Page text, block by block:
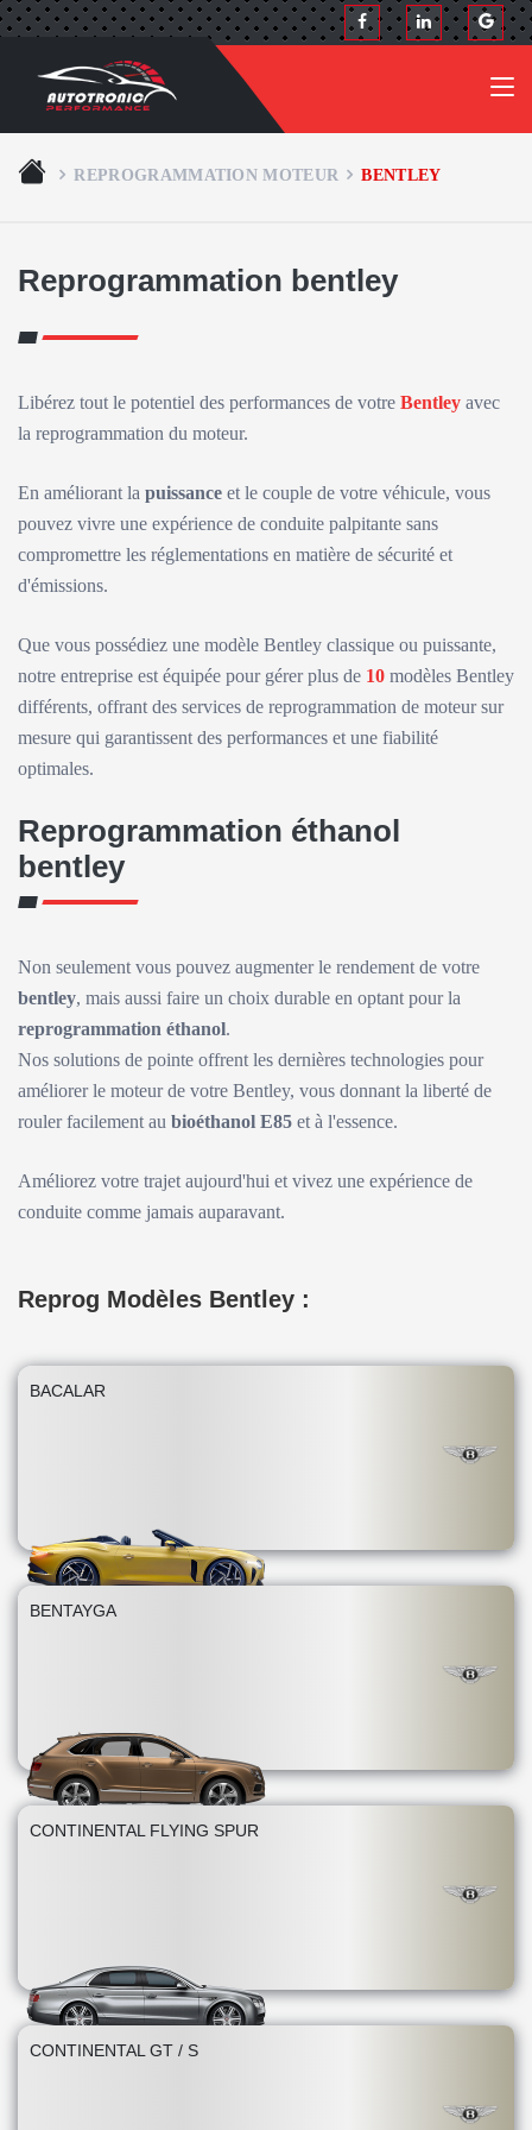
REPROGRAMMATION MOTEUR BENTLEY
Reprogrammation bentley
Libérez tout le potentiel des performances de votre Bentley avec
la reprogrammation du moteur.
En améliorant la puissance et le couple de votre véhicule, vous
pouvez vivre une expérience de conduite palpitante sans
compromettre les réglementations en matière de sécurité et
d'émissions.
Que vous possédiez une modèle Bentley classique ou puissante,
notre entreprise est équipée pour gérer plus de 10 modèles Bentley
différents, offrant des services de reprogrammation de moteur sur
mesure qui garantissent des performances et une fiabilité
optimales.
Reprogrammation éthanol
bentley
Non seulement vous pouvez augmenter le rendement de votre
bentley, mais aussi faire un choix durable en optant pour la
reprogrammation éthanol.
Nos solutions de pointe offrent les dernières technologies pour
améliorer le moteur de votre Bentley, vous donnant la liberté de
rouler facilement au bioéthanol E85 et à l'essence.
Améliorez votre trajet aujourd'hui et vivez une expérience de
conduite comme jamais auparavant.
Reprog Modèles Bentley :
BACALAR
BENTAYGA
CONTINENTAL FLYING SPUR
CONTINENTAL GT / S